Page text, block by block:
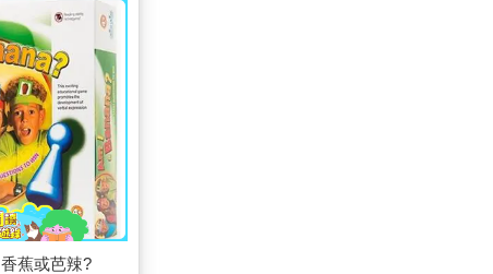
蕉或芭辣?